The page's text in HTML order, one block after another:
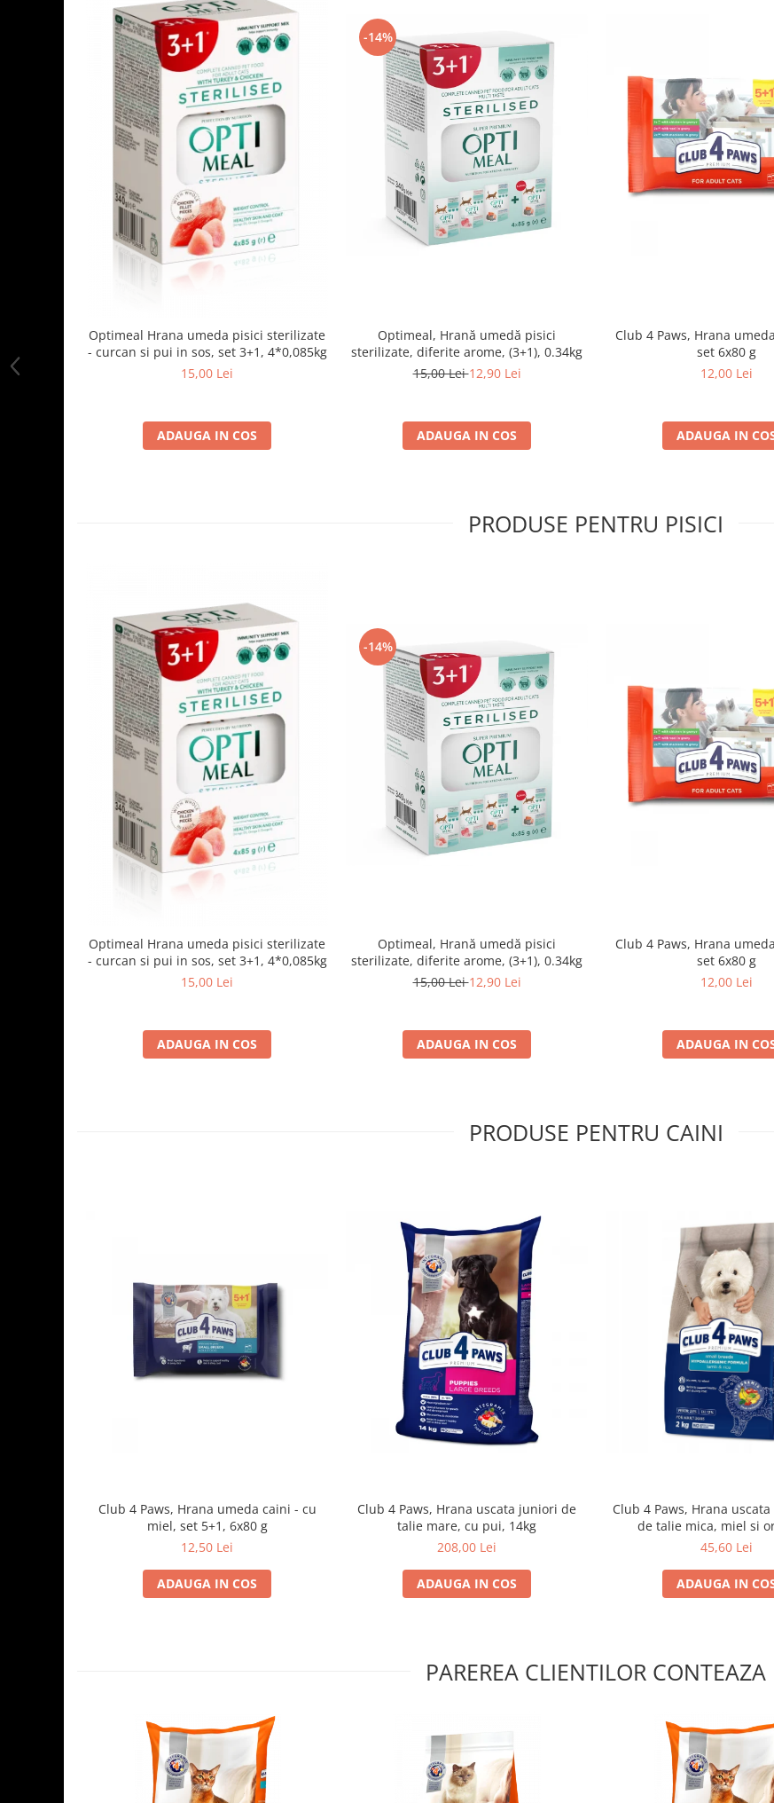
Optimeal Hrana umeda pisici sterilizate
- curcan si pui in sos, set 3+1, 4*0,085kg
15,00 Lei
ADAUGA IN COS
-14%
Optimeal, Hrană umedă pisici
sterilizate, diferite arome, (3+1), 0.34kg
15,00 Lei12,90 Lei
ADAUGA IN COS
Club 4 Paws, Hrana
set 6x80 g
12,00 Lei
ADAUGA IN
PRODUSE PENTRU PISICI
Optimeal Hrana umeda pisici sterilizate
- curcan si pui in sos, set 3+1, 4*0,085kg
15,00 Lei
ADAUGA IN COS
-14%
Optimeal, Hrană umedă pisici
sterilizate, diferite arome, (3+1), 0.34kg
15,00 Lei12,90 Lei
ADAUGA IN COS
Club 4 Paws, Hrana
set 6x80 g
12,00 Lei
ADAUGA IN
PRODUSE PENTRU CAINI
Club 4 Paws, Hrana umeda caini - cu
miel, set 5+1, 6x80 g
12,50 Lei
ADAUGA IN COS
Club 4 Paws, Hrana uscata juniori de
talie mare, cu pui, 14kg
208,00 Lei
ADAUGA IN COS
Club 4 Paws, Hrana
de talie mica, miel si
45,60 Lei
ADAUGA IN
PAREREA CLIENTILOR CONTEAZA